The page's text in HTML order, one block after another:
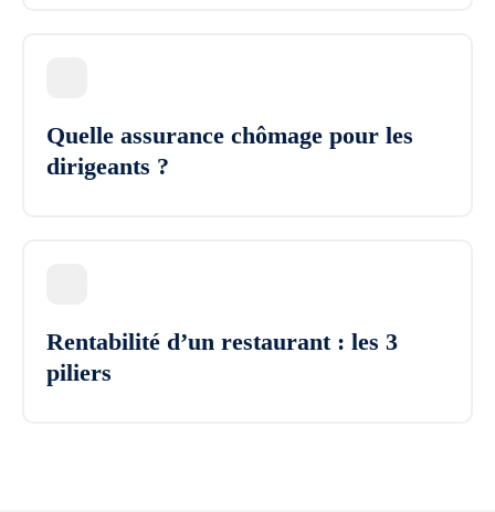
Quelle assurance chômage pour les
dirigeants ?
Rentabilité d’un restaurant : les 3
piliers